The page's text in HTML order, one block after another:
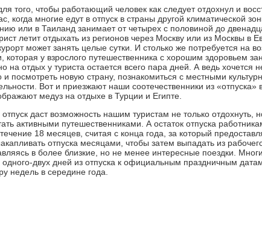
того, чтобы работающий человек как следует отдохнул и
когда многие едут в отпуск в страны другой климатической
или в Таиланд занимает от четырех с половиной до
летит отдыхать из регионов через Москву или из Москвы в
может занять целые сутки. И столько же потребуется на
которая у взрослого путешественника с хорошим здоровьем
на отдых у туриста остается всего пара дней. А ведь хочется
и посмотреть новую страну, познакомиться с местными
Вот и приезжают наши соотечественники из
медуз на отдыхе в Турции и Египте.
даст возможность нашим туристам не только отдохнуть,
активными путешественниками. А остаток отпуска
18 месяцев, считая с конца года, за который
отпуска месяцами, чтобы затем выпадать из
в более близкие, но не менее интересные поездки.
двух дней из отпуска к официальным праздничным
недель в середине года.